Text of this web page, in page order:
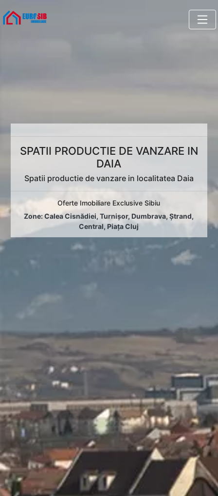
SPATII PRODUCTIE DE VANZARE IN
DAIA
Spatii productie de vanzare in localitatea Daia
Oferte Imobiliare Exclusive Sibiu
Zone:Calea Cisnădiei,Turnișor, Dumbrava,Ștrand,
Central,Piața Cluj